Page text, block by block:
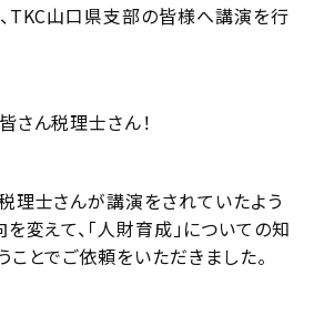
TKC山口県支部の皆様へ講演を行
さん税理士さん！
理士さんが講演をされていたよう
変えて、「人財育成」についての知
ことでご依頼をいただきました。